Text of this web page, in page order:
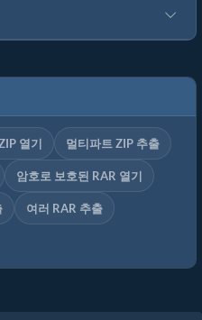
열기 멀티파트 ZIP 추출
암호로 보호된 RAR 열기
여러 RAR 추출